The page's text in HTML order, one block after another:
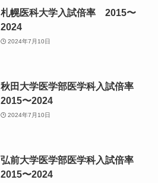
札幌医科大学入試倍率 2015〜
2024
2024年7月10日
秋田大学医学部医学科入試倍率
2015〜2024
2024年7月10日
弘前大学医学部医学科入試倍率
2015〜2024